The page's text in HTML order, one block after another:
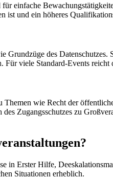
einfache
ist und ein höheres
des
Für viele Standard-Events reicht
wie Recht der
Zugangsschutzes zu
in Erster Hilfe,
Situationen erheblich.